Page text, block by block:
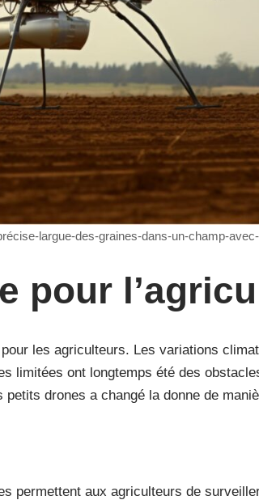
largue-des-graines-dans-un-champ-
pour
les agriculteurs. Les variations
limitées ont longtemps été des
petits drones a changé la donne de
permettent aux agriculteurs de